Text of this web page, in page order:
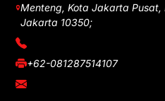
Menteng, Kota Jakarta Pusat,
Jakarta 10350;
(021) 3908026
+62-081287514107
adm@iawnews.com